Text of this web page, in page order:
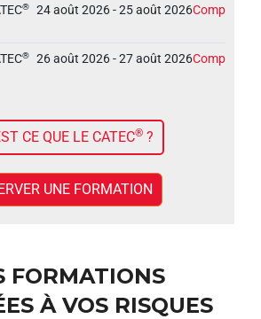
® 24 août 2026 - 25 août 2026Complet
® 26 août 2026 - 27 août 2026Complet
CE QUE LE CATEC®?
UNE FORMATION
FORMATIONS
À VOS RISQUES